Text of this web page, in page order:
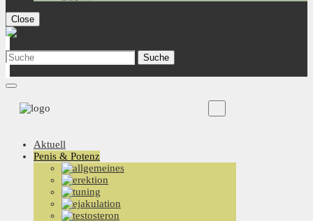
Close
Aktuell
Penis & Potenz